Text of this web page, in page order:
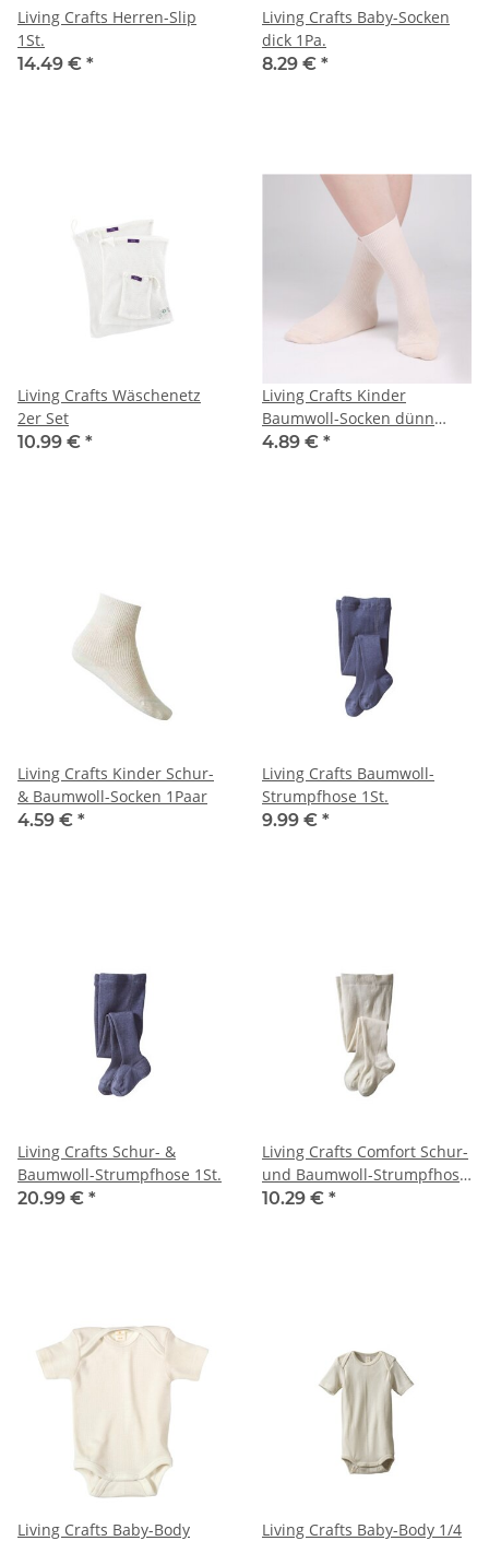
Living Crafts Herren-Slip
1St.
14.49 € *
Living Crafts Baby-Socken
dick 1Pa.
8.29 € *
Living Crafts Wäschenetz
2er Set
10.99 € *
Living Crafts Kinder
Baumwoll-Socken dünn
1Paar
4.89 € *
Living Crafts Kinder Schur-
& Baumwoll-Socken 1Paar
4.59 € *
Living Crafts Baumwoll-
Strumpfhose 1St.
9.99 € *
Living Crafts Schur- &
Baumwoll-Strumpfhose 1St.
20.99 € *
Living Crafts Comfort Schur-
und Baumwoll-Strumpfhose
mit Elasthan 1St. natur
10.29 € *
Living Crafts Baby-Body Living Crafts Baby-Body 1/4